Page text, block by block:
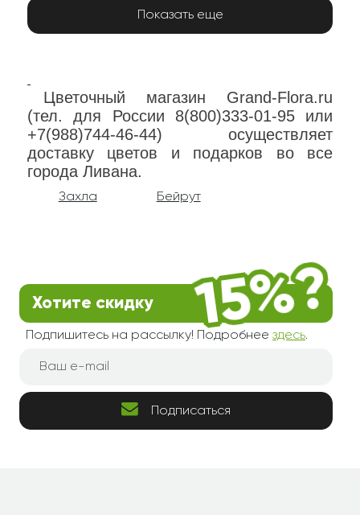
Показать еще
Цветочный магазин Grand-Flora.ru
(тел. для России 8(800)333-01-95 или
+7(988)744-46-44) осуществляет
доставку цветов и подарков во все
города Ливана.
Захла Бейрут
Хотите скидку
Подпишитесь на рассылку! Подробнее здесь.
Подписаться